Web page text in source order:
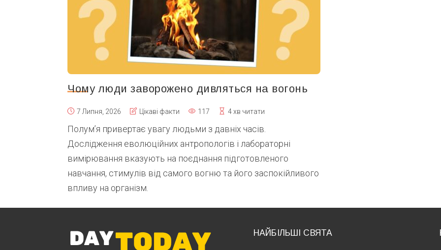
Чому люди заворожено дивляться на вогонь
7 Липня, 2026 Цікаві факти 117 4 хв читати
Полум’я привертає увагу людьми з давніх часів.
Дослідження еволюційних антропологів і лабораторні
вимірювання вказують на поєднання підготовленого
навчання, стимулів від самого вогню та його заспокійливого
впливу на організм.
НАЙБІЛЬШІ СВЯТА